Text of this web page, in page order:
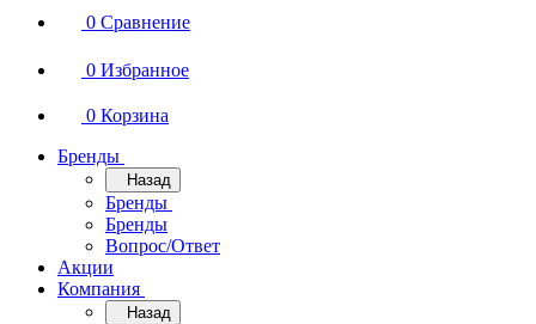
0 Сравнение
0 Избранное
0 Корзина
Бренды
Назад
Бренды
Бренды
Вопрос/Ответ
Акции
Компания
Назад